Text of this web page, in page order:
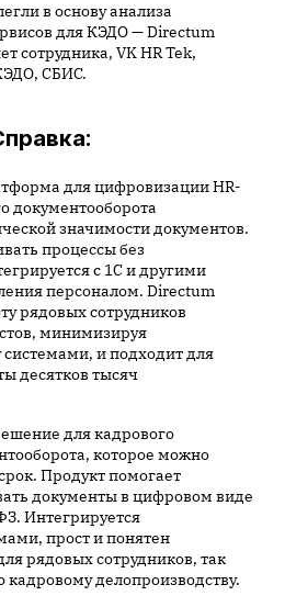
в основу анализа
для КЭДО — Directum
сотрудника, VK HR Tek,
СБИС.
для цифровизации HR-
документооборота
значимости документов.
процессы без
с 1С и другими
персоналом. Directum
рядовых сотрудников
минимизируя
и подходит для
десятков тысяч
для кадрового
которое можно
Продукт помогает
документы в цифровом виде
Интегрируется
прост и понятен
рядовых сотрудников, так
кадровому делопроизводству.